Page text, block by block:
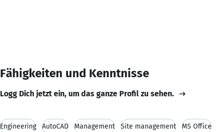
Fähigkeiten und Kenntnisse
Logg Dich jetzt ein, um das ganze Profil zu sehen.
Engineering AutoCAD Management Site management MS Office